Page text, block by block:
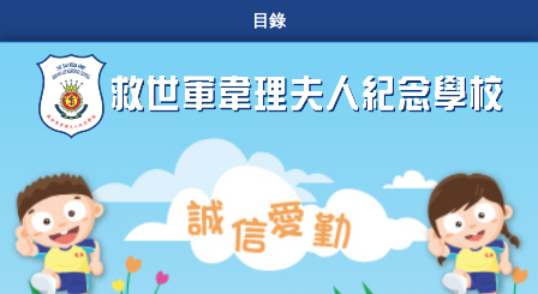
目錄